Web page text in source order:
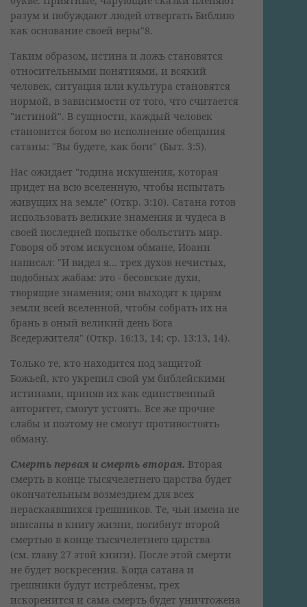
разум и побуждают людей отвергать Библию
как основание своей веры"8.
Таким образом, истина и ложь становятся
относительными понятиями, и всякий
человек, ситуация или культура становятся
нормой, в зависимости от того, что считается
"истиной". В сущности, каждый человек
становится богом во исполнение обещания
сатаны: "Вы будете, как боги" (Быт. 3:5).
Нас ожидает "година искушения, которая
придет на всю вселенную, чтобы испытать
живущих на земле" (Откр. 3:10). Сатана готов
использовать великие знамения и чудеса в
своей последней попытке обольстить мир.
Говоря об этом искусном обмане, Иоанн
написал: "И видел я... трех духов нечистых,
подобных жабам: это - бесовские духи,
творящие знамения; они выходят к царям
земли всей вселенной, чтобы собрать их на
брань в оный великий день Бога
Вседержителя" (Откр. 16:13, 14; ср. 13:13, 14).
Только те, кто находится под защитой
Божьей, кто укрепил свой ум библейскими
истинами, приняв их как единственный
авторитет, смогут устоять. Все же прочие
слабы и поэтому не смогут противостоять
обману.
Смерть первая и смерть вторая. Вторая
смерть в конце тысячелетнего царства будет
окончательным возмездием для всех
нераскаявшихся грешников. Те, чьи имена не
вписаны в книгу жизни, погибнут второй
смертью в конце тысячелетнего царства
(см. главу 27 этой книги). После этой смерти
не будет воскресения. Когда сатана и
грешники будут истреблены, грех
искоренится и сама смерть будет уничтожена